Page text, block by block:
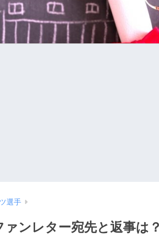
選手
ァンレター宛先と返事は